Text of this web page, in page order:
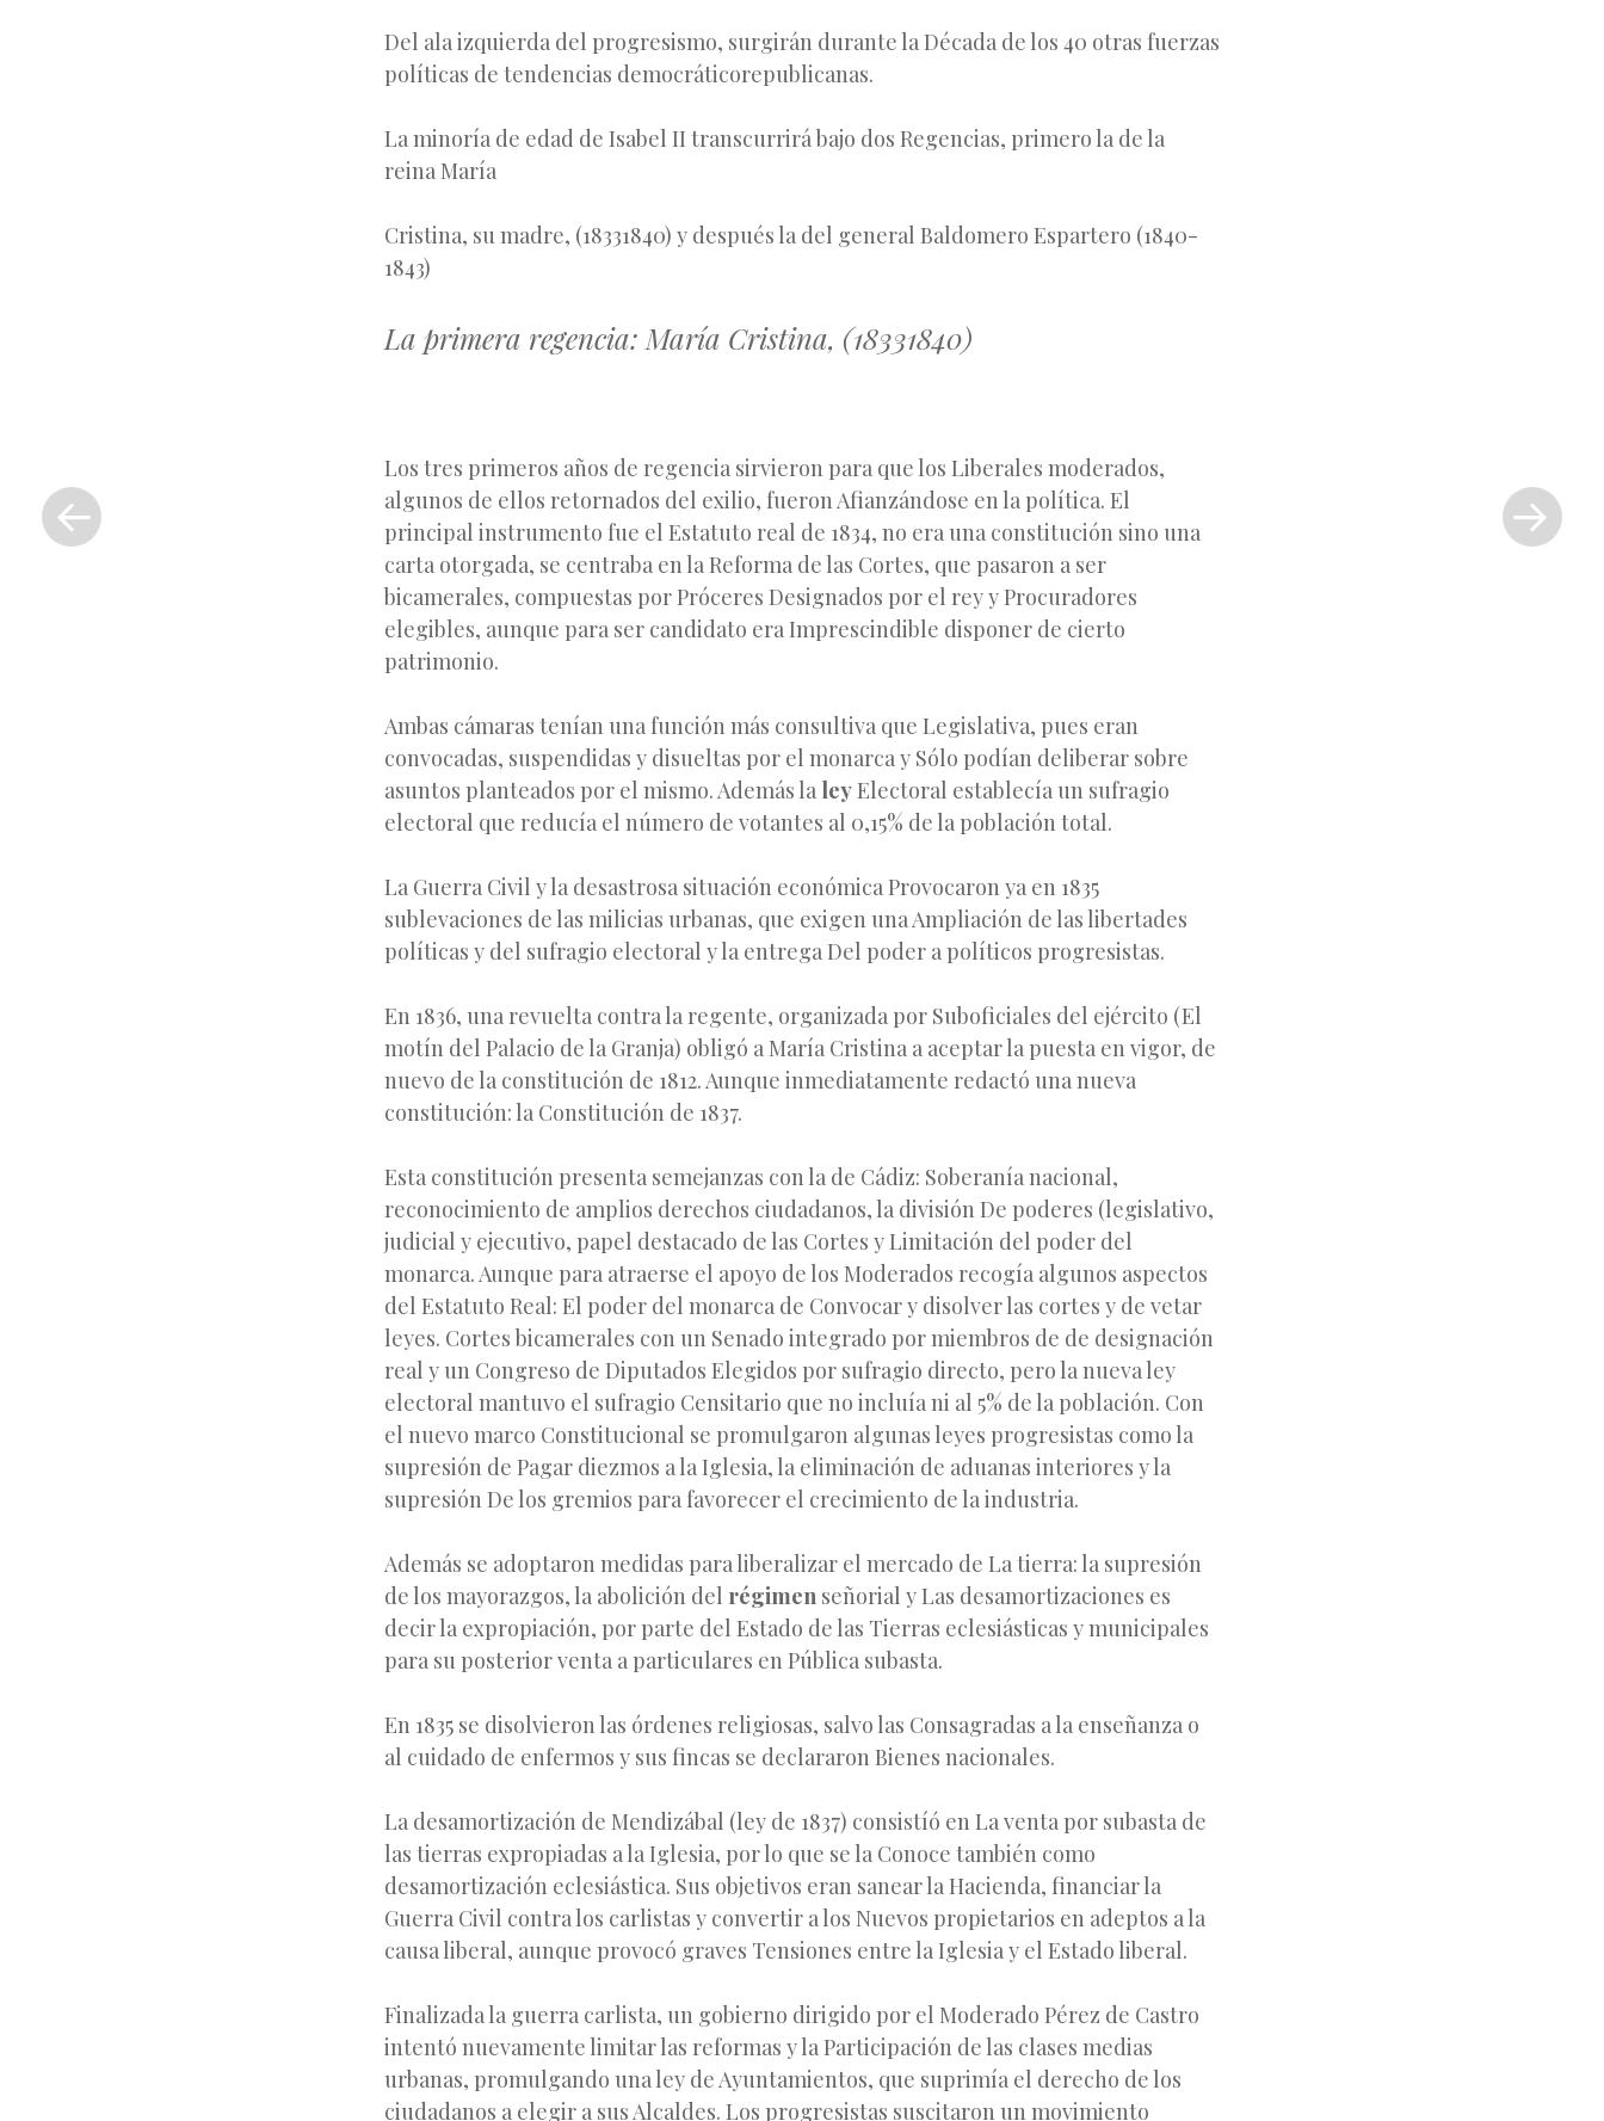
Del ala izquierda del progresismo, surgirán durante la Década de los 40 otras fuerzas
políticas de tendencias democrático­republicanas.
La minoría de edad de Isabel II transcurrirá bajo dos Regencias, primero la de la
reina María
Cristina, su madre, (1833­1840) y después la del general Baldomero Espartero (1840­
1843)
La primera regencia: María Cristina, (1833­1840)
Los tres primeros años de regencia sirvieron para que los Liberales moderados,
algunos de ellos retornados del exilio, fueron Afianzándose en la política. El
principal instrumento fue el Estatuto real de 1834, no era una constitución sino una
carta otorgada, se centraba en la Reforma de las Cortes, que pasaron a ser
bicamerales, compuestas por Próceres Designados por el rey y Procuradores
elegibles, aunque para ser candidato era Imprescindible disponer de cierto
patrimonio.
Ambas cámaras tenían una función más consultiva que Legislativa, pues eran
convocadas, suspendidas y disueltas por el monarca y Sólo podían deliberar sobre
asuntos planteados por el mismo. Además la leyElectoral establecía un sufragio
electoral que reducía el número de votantes al 0,15% de la población total.
La Guerra Civil y la desastrosa situación económica Provocaron ya en 1835
sublevaciones de las milicias urbanas, que exigen una Ampliación de las libertades
políticas y del sufragio electoral y la entrega Del poder a políticos progresistas.
En 1836, una revuelta contra la regente, organizada por Suboficiales del ejército (El
motín del Palacio de la Granja) obligó a María Cristina a aceptar la puesta en vigor, de
nuevo de la constitución de 1812. Aunque inmediatamente redactó una nueva
constitución: la Constitución de 1837.
Esta constitución presenta semejanzas con la de Cádiz: Soberanía nacional,
reconocimiento de amplios derechos ciudadanos, la división De poderes (legislativo,
judicial y ejecutivo, papel destacado de las Cortes y Limitación del poder del
monarca. Aunque para atraerse el apoyo de los Moderados recogía algunos aspectos
del Estatuto Real: El poder del monarca de Convocar y disolver las cortes y de vetar
leyes. Cortes bicamerales con un Senado integrado por miembros de de designación
real y un Congreso de Diputados Elegidos por sufragio directo, pero la nueva ley
electoral mantuvo el sufragio Censitario que no incluía ni al 5% de la población. Con
el nuevo marco Constitucional se promulgaron algunas leyes progresistas como la
supresión de Pagar diezmos a la Iglesia, la eliminación de aduanas interiores y la
supresión De los gremios para favorecer el crecimiento de la industria.
Además se adoptaron medidas para liberalizar el mercado de La tierra: la supresión
de los mayorazgos, la abolición del régimen señorial y Las desamortizaciones es
decir la expropiación, por parte del Estado de las Tierras eclesiásticas y municipales
para su posterior venta a particulares en Pública subasta.
En 1835 se disolvieron las órdenes religiosas, salvo las Consagradas a la enseñanza o
al cuidado de enfermos y sus fincas se declararon Bienes nacionales.
La desamortización de Mendizábal (ley de 1837) consistíó en La venta por subasta de
las tierras expropiadas a la Iglesia, por lo que se la Conoce también como
desamortización eclesiástica. Sus objetivos eran sanear la Hacienda, financiar la
Guerra Civil contra los carlistas y convertir a los Nuevos propietarios en adeptos a la
causa liberal, aunque provocó graves Tensiones entre la Iglesia y el Estado liberal.
Finalizada la guerra carlista, un gobierno dirigido por el Moderado Pérez de Castro
intentó nuevamente limitar las reformas y la Participación de las clases medias
urbanas, promulgando una ley de Ayuntamientos, que suprimía el derecho de los
ciudadanos a elegir a sus Alcaldes. Los progresistas suscitaron un movimiento
Entrada
anterior
entrada